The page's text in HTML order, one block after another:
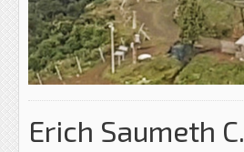
Erich Saumeth C.